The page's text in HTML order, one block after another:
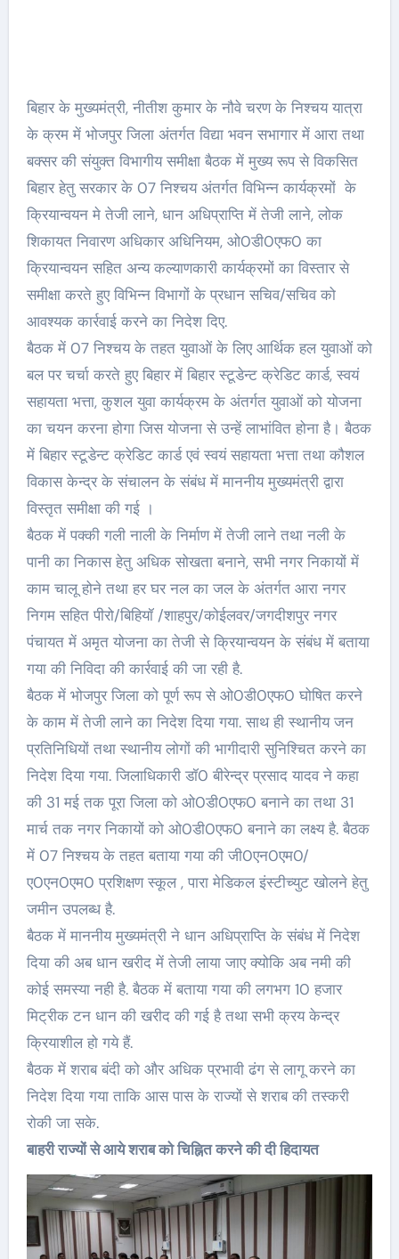
बिहार के मुख्यमंत्री, नीतीश कुमार के नौवे चरण के निश्चय यात्रा
के क्रम में भोजपुर जिला अंतर्गत विद्या भवन सभागार में आरा तथा
बक्सर की संयुक्त विभागीय समीक्षा बैठक में मुख्य रूप से विकसित
बिहार हेतु सरकार के 07 निश्चय अंतर्गत विभिन्न कार्यक्रमों के
क्रियान्वयन मे तेजी लाने, धान अधिप्राप्ति में तेजी लाने, लोक
शिकायत निवारण अधिकार अधिनियम, ओ0डी0एफ0 का
क्रियान्वयन सहित अन्य कल्याणकारी कार्यक्रमों का विस्तार से
समीक्षा करते हुए विभिन्न विभागों के प्रधान सचिव/सचिव को
आवश्यक कार्रवाई करने का निदेश दिए.
बैठक में 07 निश्चय के तहत युवाओं के लिए आर्थिक हल युवाओं को
बल पर चर्चा करते हुए बिहार में बिहार स्टूडेन्ट क्रेडिट कार्ड, स्वयं
सहायता भत्ता, कुशल युवा कार्यक्रम के अंतर्गत युवाओं को योजना
का चयन करना होगा जिस योजना से उन्हें लाभांवित होना है। बैठक
में बिहार स्टूडेन्ट क्रेडिट कार्ड एवं स्वयं सहायता भत्ता तथा कौशल
विकास केन्द्र के संचालन के संबंध में माननीय मुख्यमंत्री द्वारा
विस्तृत समीक्षा की गई ।
बैठक में पक्की गली नाली के निर्माण में तेजी लाने तथा नली के
पानी का निकास हेतु अधिक सोखता बनाने, सभी नगर निकायों में
काम चालू होने तथा हर घर नल का जल के अंतर्गत आरा नगर
निगम सहित पीरो/बिहियॉ /शाहपुर/कोईलवर/जगदीशपुर नगर
पंचायत में अमृत योजना का तेजी से क्रियान्वयन के संबंध में बताया
गया की निविदा की कार्रवाई की जा रही है.
बैठक में भोजपुर जिला को पूर्ण रूप से ओ0डी0एफ0 घोषित करने
के काम में तेजी लाने का निदेश दिया गया. साथ ही स्थानीय जन
प्रतिनिधियों तथा स्थानीय लोगों की भागीदारी सुनिश्चित करने का
निदेश दिया गया. जिलाधिकारी डॉ0 बीरेन्द्र प्रसाद यादव ने कहा
की 31 मई तक पूरा जिला को ओ0डी0एफ0 बनाने का तथा 31
मार्च तक नगर निकायों को ओ0डी0एफ0 बनाने का लक्ष्य है. बैठक
में 07 निश्चय के तहत बताया गया की जी0एन0एम0/
ए0एन0एम0 प्रशिक्षण स्कूल , पारा मेडिकल इंस्टीच्युट खोलने हेतु
जमीन उपलब्ध है.
बैठक में माननीय मुख्यमंत्री ने धान अधिप्राप्ति के संबंध में निदेश
दिया की अब धान खरीद में तेजी लाया जाए क्योकि अब नमी की
कोई समस्या नही है. बैठक में बताया गया की लगभग 10 हजार
मिट्रीक टन धान की खरीद की गई है तथा सभी क्रय केन्द्र
क्रियाशील हो गये हैं.
बैठक में शराब बंदी को और अधिक प्रभावी ढंग से लागू करने का
निदेश दिया गया ताकि आस पास के राज्यों से शराब की तस्करी
रोकी जा सके.
बाहरी राज्यों से आये शराब को चिह्नित करने की दी हिदायत